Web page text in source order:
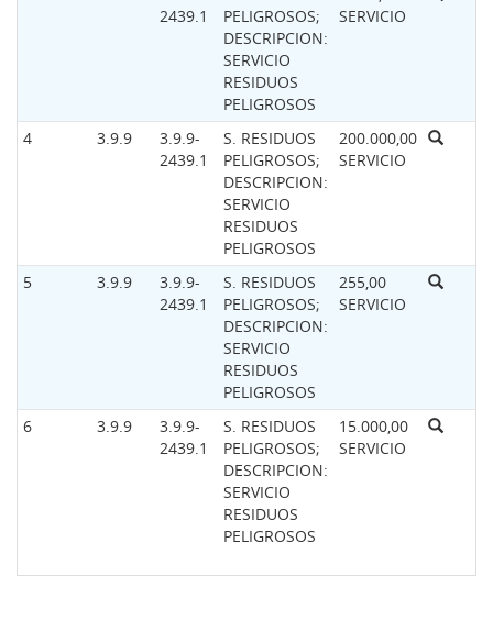
2439.1
PELIGROSOS;
DESCRIPCION:
SERVICIO
RESIDUOS
PELIGROSOS
SERVICIO
4 3.9.9
3.9.9-
2439.1
S. RESIDUOS
PELIGROSOS;
DESCRIPCION:
SERVICIO
RESIDUOS
PELIGROSOS
200.000,00
SERVICIO
5 3.9.9
3.9.9-
2439.1
S. RESIDUOS
PELIGROSOS;
DESCRIPCION:
SERVICIO
RESIDUOS
PELIGROSOS
255,00
SERVICIO
6 3.9.9
3.9.9-
2439.1
S. RESIDUOS
PELIGROSOS;
DESCRIPCION:
SERVICIO
RESIDUOS
PELIGROSOS
15.000,00
SERVICIO